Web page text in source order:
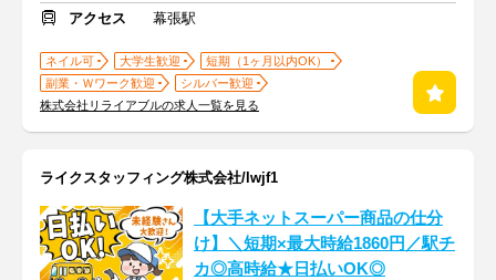
アクセス
幕張駅
ネイル可 大学生歓迎
短期（1ヶ月以内OK）
副業・Ｗワーク歓迎
シルバー歓迎
株式会社リライアブルの求人一覧を見る
ライクスタッフィング株式会社/lwjf1
【大手ネットスーパー商品の仕分
け】＼短期×最大時給1860円／駅チ
カ◎高時給★日払いOK◎